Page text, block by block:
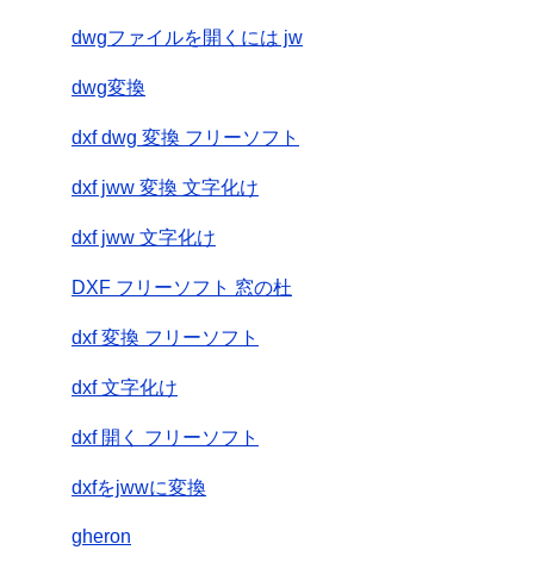
dwgファイルを開くには jw
dwg変換
dxf dwg 変換 フリーソフト
dxf jww 変換 文字化け
dxf jww 文字化け
DXF フリーソフト 窓の杜
dxf 変換 フリーソフト
dxf 文字化け
dxf 開く フリーソフト
dxfをjwwに変換
gheron